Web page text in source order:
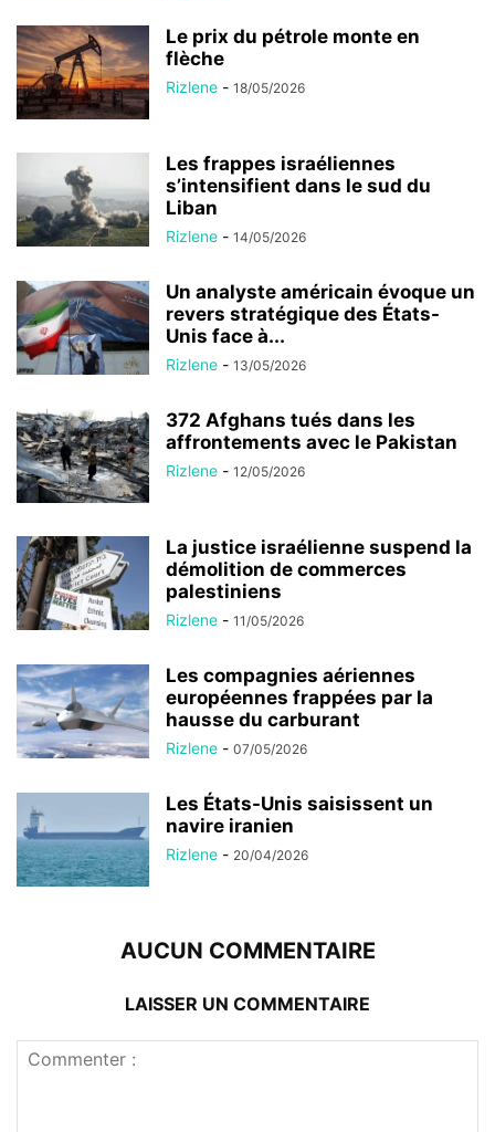
Le prix du pétrole monte en
flèche
Rizlene - 18/05/2026
Les frappes israéliennes
s’intensifient dans le sud du
Liban
Rizlene - 14/05/2026
Un analyste américain évoque un
revers stratégique des États-
Unis face à...
Rizlene - 13/05/2026
372 Afghans tués dans les
affrontements avec le Pakistan
Rizlene - 12/05/2026
La justice israélienne suspend la
démolition de commerces
palestiniens
Rizlene - 11/05/2026
Les compagnies aériennes
européennes frappées par la
hausse du carburant
Rizlene - 07/05/2026
Les États-Unis saisissent un
navire iranien
Rizlene - 20/04/2026
AUCUN COMMENTAIRE
LAISSER UN COMMENTAIRE